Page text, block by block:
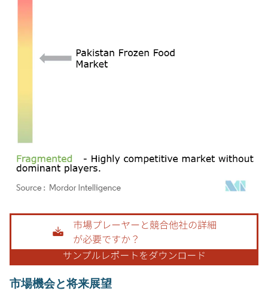
画像 © Mordor Intelligence。再利用にはCC BY 4.0の表示が必要です。
市場機会と将来展望